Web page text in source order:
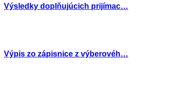
Výsledky doplňujúcich prijímac…
Výpis zo zápisnice z výberovéh…